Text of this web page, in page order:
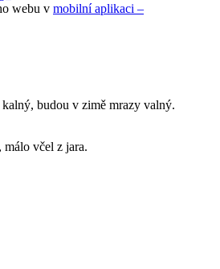
webu v mobilní aplikaci –
budou v zimě mrazy valný.
včel z jara.